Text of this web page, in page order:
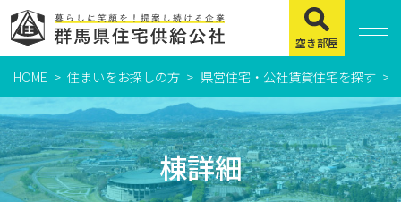
住まいをお探しの方
県営住宅
公社賃貸住宅
空き部屋
HOME 住まいをお探しの方 県営住宅・公社賃貸住宅を探す
棟詳細